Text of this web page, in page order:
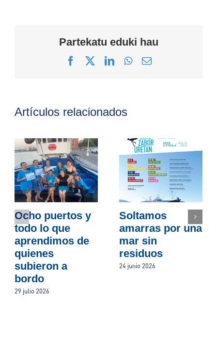
Partekatu eduki hau
Facebook
X LinkedInWhatsApp
Correo
Artículos relacionados
Ocho puertos y
todo lo que
aprendimos de
quienes
subieron a
bordo
29 julio 2026
Soltamos
amarras por una
mar sin
residuos
24 junio 2026